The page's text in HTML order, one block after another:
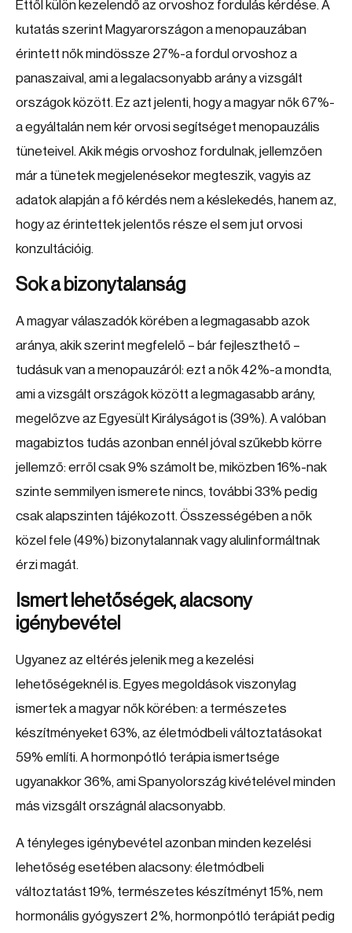
Ettől külön kezelendő az orvoshoz fordulás kérdése. A
kutatás szerint Magyarországon a menopauzában
érintett nők mindössze 27%-a fordul orvoshoz a
panaszaival, ami a legalacsonyabb arány a vizsgált
országok között. Ez azt jelenti, hogy a magyar nők 67%-
a egyáltalán nem kér orvosi segítséget menopauzális
tüneteivel. Akik mégis orvoshoz fordulnak, jellemzően
már a tünetek megjelenésekor megteszik, vagyis az
adatok alapján a fő kérdés nem a késlekedés, hanem az,
hogy az érintettek jelentős része el sem jut orvosi
konzultációig.
Sok a bizonytalanság
A magyar válaszadók körében a legmagasabb azok
aránya, akik szerint megfelelő – bár fejleszthető –
tudásuk van a menopauzáról: ezt a nők 42%-a mondta,
ami a vizsgált országok között a legmagasabb arány,
megelőzve az Egyesült Királyságot is (39%). A valóban
magabiztos tudás azonban ennél jóval szűkebb körre
jellemző: erről csak 9% számolt be, miközben 16%-nak
szinte semmilyen ismerete nincs, további 33% pedig
csak alapszinten tájékozott. Összességében a nők
közel fele (49%) bizonytalannak vagy alulinformáltnak
érzi magát.
Ismert lehetőségek, alacsony
igénybevétel
Ugyanez az eltérés jelenik meg a kezelési
lehetőségeknél is. Egyes megoldások viszonylag
ismertek a magyar nők körében: a természetes
készítményeket 63%, az életmódbeli változtatásokat
59% említi. A hormonpótló terápia ismertsége
ugyanakkor 36%, ami Spanyolország kivételével minden
más vizsgált országnál alacsonyabb.
A tényleges igénybevétel azonban minden kezelési
lehetőség esetében alacsony: életmódbeli
változtatást 19%, természetes készítményt 15%, nem
hormonális gyógyszert 2%, hormonpótló terápiát pedig